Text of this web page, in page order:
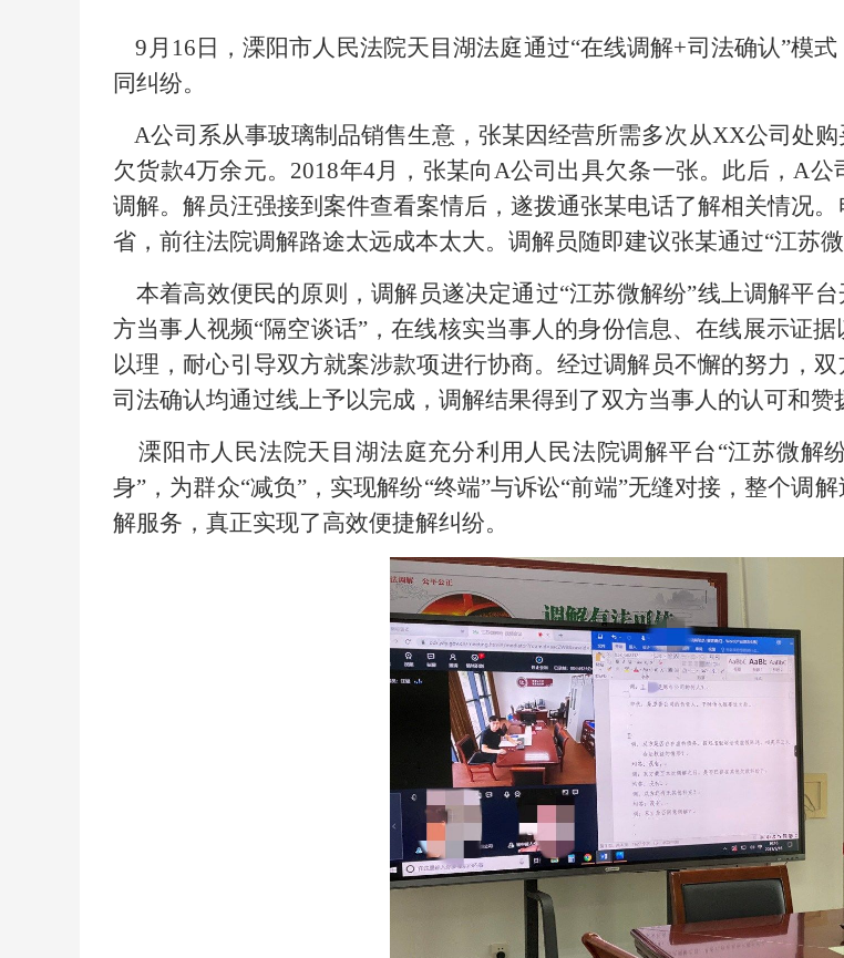
9月16日，溧阳市人民法院天目湖法庭通过“在线调解+司法确认”模
同纠纷。
A公司系从事玻璃制品销售生意，张某因经营所需多次从XX公司处购
欠货款4万余元。2018年4月，张某向A公司出具欠条一张。此后，A公
调解。解员汪强接到案件查看案情后，遂拨通张某电话了解相关情况
省，前往法院调解路途太远成本太大。调解员随即建议张某通过“江苏
本着高效便民的原则，调解员遂决定通过“江苏微解纷”线上调解平
方当事人视频“隔空谈话”，在线核实当事人的身份信息、在线展示证
以理，耐心引导双方就案涉款项进行协商。经过调解员不懈的努力，
司法确认均通过线上予以完成，调解结果得到了双方当事人的认可和赞
溧阳市人民法院天目湖法庭充分利用人民法院调解平台“江苏微解
身”，为群众“减负”，实现解纷“终端”与诉讼“前端”无缝对接，整个调
解服务，真正实现了高效便捷解纠纷。